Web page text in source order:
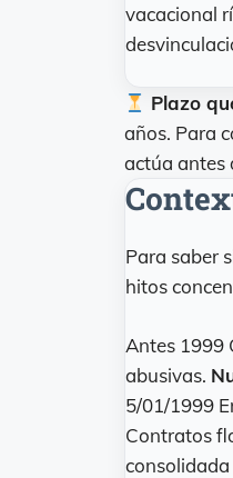
vacacional
Plazo
años. Para
actúa antes
Para saber
hitos
Antes 1999
abusivas.
5/01/1999
Contratos
consolidada